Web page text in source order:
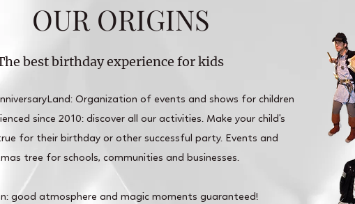
OUR ORIGINS
best birthday experience for kids
Organization of events and shows for children
since 2010: discover all our activities. Make your child's
for their birthday or other successful party. Events and
tree for schools, communities and businesses.
good atmosphere and magic moments guaranteed!